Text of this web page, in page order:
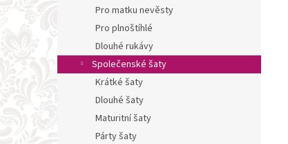
Pro matku nevěsty
Pro plnoštíhlé
Dlouhé rukávy
Společenské šaty
Krátké šaty
Dlouhé šaty
Maturitní šaty
Párty šaty